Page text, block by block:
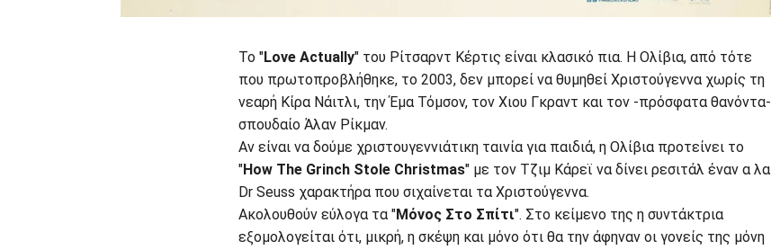
Το "Love Actually" του Ρίτσαρντ Κέρτις είναι κλασικό πια. Η Ολίβια, από τότε
που πρωτοπροβλήθηκε, το 2003, δεν μπορεί να θυμηθεί Χριστούγεννα χωρίς τη
νεαρή Κίρα Νάιτλι, την Έμα Τόμσον, τον Χιου Γκραντ και τον -πρόσφατα θανόντα-
σπουδαίο Άλαν Ρίκμαν.
Αν είναι να δούμε χριστουγεννιάτικη ταινία για παιδιά, η Ολίβια προτείνει το
"How The Grinch Stole Christmas" με τον Τζιμ Κάρεϊ να δίνει ρεσιτάλ έναν α λα
Dr Seuss χαρακτήρα που σιχαίνεται τα Χριστούγεννα.
Aκολουθούν εύλογα τα "Μόνος Στο Σπίτι". Στο κείμενο της η συντάκτρια
εξομολογείται ότι, μικρή, η σκέψη και μόνο ότι θα την άφηναν οι γονείς της μόνη